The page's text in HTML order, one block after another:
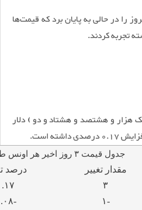
را در حالی به پایان برد که قیمت‌ها
تجربه کردند.
طلا، امروز به 1,882 (یک هزار و هشتصد و هشتاد و دو ) دلار
جدول قیمت ۳ روز اخیر هر اونس طلا
مقدار تغییر
درصد
۳
-۱
-۰.۰۸